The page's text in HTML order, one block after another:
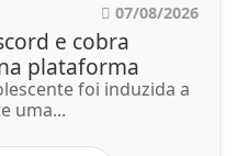
07/08/2026
e cobra
plataforma
foi induzida a
uma...